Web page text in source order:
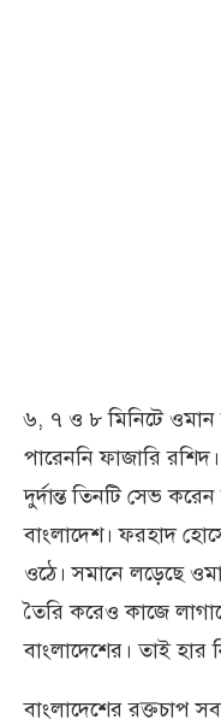
৬, ৭ ও ৮ মিনিটে ওমান
পারেননি ফাজারি
দুর্দান্ত তিনটি সেভ
বাংলাদেশ। ফরহাদ
ওঠে। সমানে লড়েছে
তৈরি করেও কাজে
বাংলাদেশের। তাই হার
বাংলাদেশের রক্তচাপ